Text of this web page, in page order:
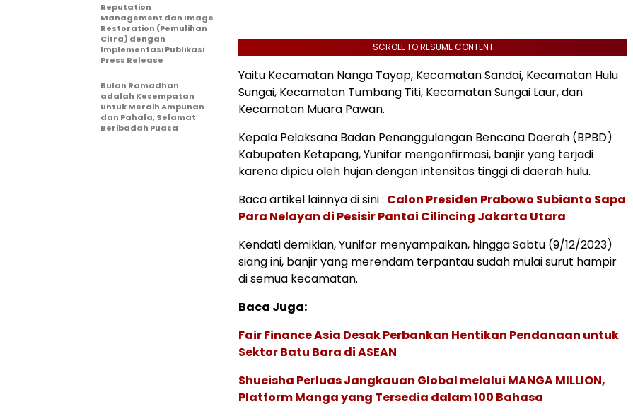
SCROLL TO RESUME CONTENT
Yaitu Kecamatan Nanga Tayap, Kecamatan Sandai, Kecamatan Hulu
Sungai, Kecamatan Tumbang Titi, Kecamatan Sungai Laur, dan
Kecamatan Muara Pawan.
Kepala Pelaksana Badan Penanggulangan Bencana Daerah (BPBD)
Kabupaten Ketapang, Yunifar mengonfirmasi, banjir yang terjadi
karena dipicu oleh hujan dengan intensitas tinggi di daerah hulu.
Baca artikel lainnya di sini : Calon Presiden Prabowo Subianto Sapa
Para Nelayan di Pesisir Pantai Cilincing Jakarta Utara
Kendati demikian, Yunifar menyampaikan, hingga Sabtu (9/12/2023)
siang ini, banjir yang merendam terpantau sudah mulai surut hampir
di semua kecamatan.
Baca Juga:
Fair Finance Asia Desak Perbankan Hentikan Pendanaan untuk
Sektor Batu Bara di ASEAN
Shueisha Perluas Jangkauan Global melalui MANGA MILLION,
Platform Manga yang Tersedia dalam 100 Bahasa
Reputation
Management dan Image
Restoration (Pemulihan
Citra) dengan
Implementasi Publikasi
Press Release
Bulan Ramadhan
adalah Kesempatan
untuk Meraih Ampunan
dan Pahala, Selamat
Beribadah Puasa